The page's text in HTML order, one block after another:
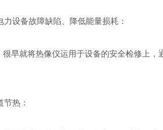
故障缺陷、降低能量损耗：
很早就将热像仪运用于设备的安全检修上
：